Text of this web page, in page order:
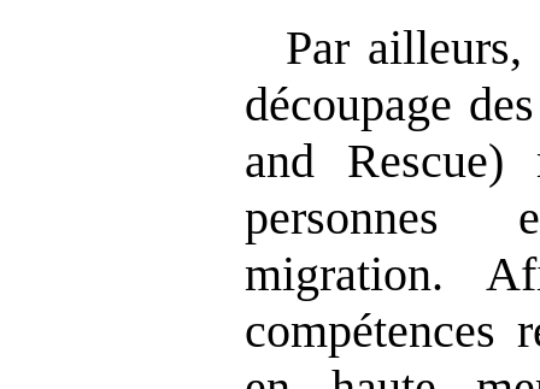
Par
découpage
and
migration.
compétences